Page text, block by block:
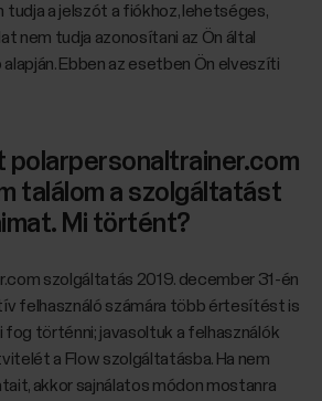
tudja a jelszót a fiókhoz, lehetséges,
nem tudja azonosítani az Ön által
Ebben az esetben Ön elveszíti
polarpersonaltrainer.com
találom a szolgáltatást
Mi történt?
szolgáltatás 2019. december 31-én
felhasználó számára több értesítést is
fog történni; javasoltuk a felhasználók
a Flow szolgáltatásba. Ha nem
akkor sajnálatos módon mostanra